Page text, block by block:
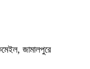
জামালপুরে